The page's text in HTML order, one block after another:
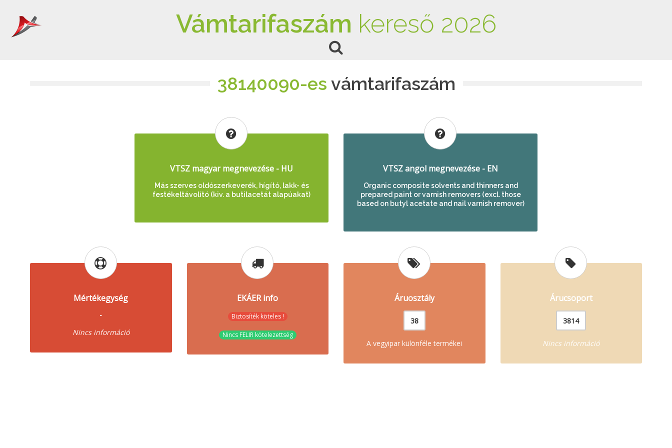
Vámtarifaszám kereső 2026
38140090-es vámtarifaszám
VTSZ magyar megnevezése - HU
Más szerves oldószerkeverék, hígító, lakk- és
festékeltávolító (kiv. a butilacetát alapúakat)
VTSZ angol megnevezése - EN
Organic composite solvents and thinners and
prepared paint or varnish removers (excl. those
based on butyl acetate and nail varnish remover)
Mértékegység
-
Nincs információ
EKÁER info
Biztosíték köteles !
Nincs FELIR kötelezettség
Áruosztály
38
A vegyipar különféle termékei
Árucsoport
3814
Nincs információ